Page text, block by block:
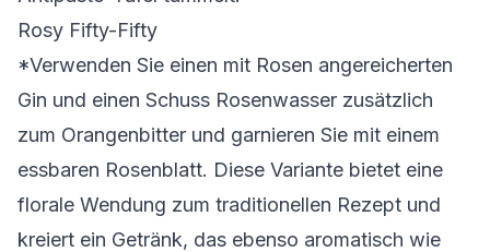
Rosy Fifty-Fifty
*Verwenden Sie einen mit Rosen angereicherten
Gin und einen Schuss Rosenwasser zusätzlich
zum Orangenbitter und garnieren Sie mit einem
essbaren Rosenblatt. Diese Variante bietet eine
florale Wendung zum traditionellen Rezept und
kreiert ein Getränk, das ebenso aromatisch wie